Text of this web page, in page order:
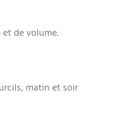
de volume.
matin et soir